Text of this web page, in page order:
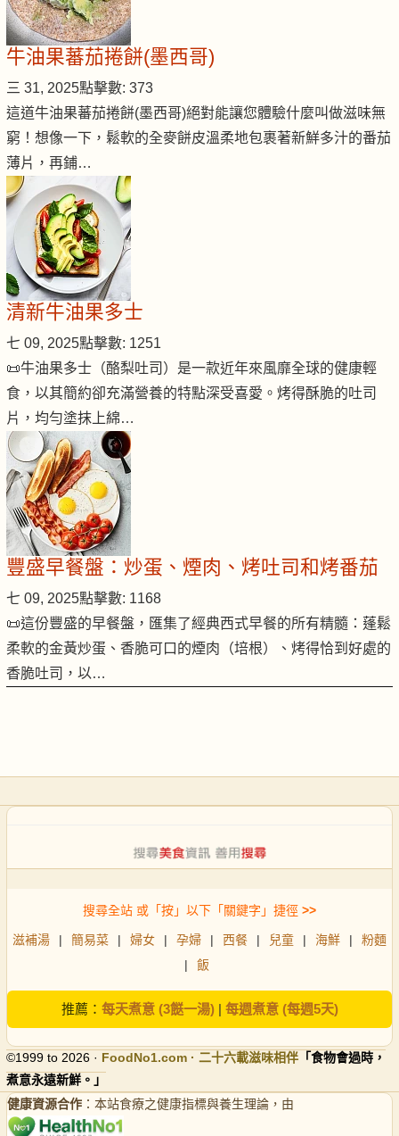
牛油果蕃茄捲餅(墨西哥)
三 31, 2025點擊數: 373
這道牛油果蕃茄捲餅(墨西哥)絕對能讓您體驗什麼叫做滋味無
窮！想像一下，鬆軟的全麥餅皮溫柔地包裹著新鮮多汁的番茄
薄片，再鋪…
清新牛油果多士
七 09, 2025點擊數: 1251
📜牛油果多士（酪梨吐司）是一款近年來風靡全球的健康輕
食，以其簡約卻充滿營養的特點深受喜愛。烤得酥脆的吐司
片，均勻塗抹上綿…
豐盛早餐盤：炒蛋、煙肉、烤吐司和烤番茄
七 09, 2025點擊數: 1168
📜這份豐盛的早餐盤，匯集了經典西式早餐的所有精髓：蓬鬆
柔軟的金黃炒蛋、香脆可口的煙肉（培根）、烤得恰到好處的
香脆吐司，以…
搜尋全站 或「按」以下「關鍵字」捷徑 >>
滋補湯 | 簡易菜 | 婦女 | 孕婦 | 西餐 | 兒童 | 海鮮 |
粉麵
|
飯
推薦： 每天煮意 (3餸一湯)| 每週煮意 (每週5天)
©1999 to 2026 · FoodNo1.com · 二十六載滋味相伴 「食物會過時，
煮意永遠新鮮。」
健康資源合作 ：本站食療之健康指標與養生理論，由